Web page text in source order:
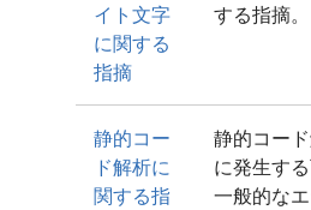
イト文字
に関する
指摘
する指摘。
静的コー
ド解析に
関する指
静的コー
に発生す
一般的な